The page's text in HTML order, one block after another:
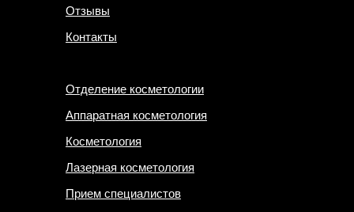
Отделение косметологии
Отзывы
Контакты
Аппаратная косметология
Косметология
Лазерная косметология
Прием специалистов